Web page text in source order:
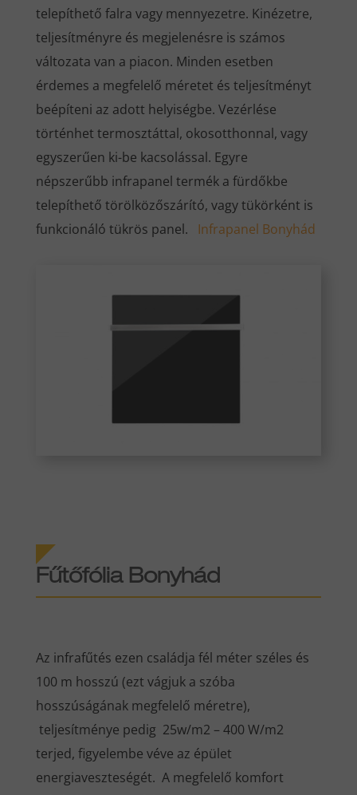
telepíthető falra vagy mennyezetre. Kinézetre,
teljesítményre és megjelenésre is számos
változata van a piacon. Minden esetben
érdemes a megfelelő méretet és teljesítményt
beépíteni az adott helyiségbe. Vezérlése
történhet termosztáttal, okosotthonnal, vagy
egyszerűen ki-be kacsolással. Egyre
népszerűbb infrapanel termék a fürdőkbe
telepíthető törölközőszárító, vagy tükörként is
funkcionáló tükrös panel. Infrapanel Bonyhád
Fűtőfólia Bonyhád
Az infrafűtés ezen családja fél méter széles és
100 m hosszú (ezt vágjuk a szóba
hosszúságának megfelelő méretre),
teljesítménye pedig 25w/m2 – 400 W/m2
terjed, figyelembe véve az épület
energiaveszteségét. A megfelelő komfort